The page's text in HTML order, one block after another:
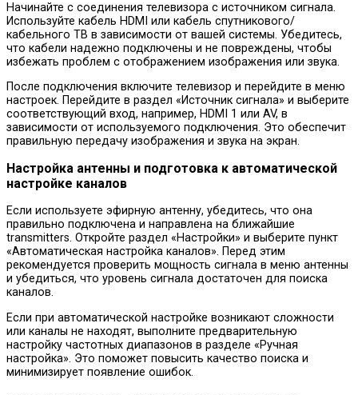
Начинайте с соединения телевизора с источником сигнала.
Используйте кабель HDMI или кабель спутникового/
кабельного ТВ в зависимости от вашей системы. Убедитесь,
что кабели надежно подключены и не повреждены, чтобы
избежать проблем с отображением изображения или звука.
После подключения включите телевизор и перейдите в меню
настроек. Перейдите в раздел «Источник сигнала» и выберите
соответствующий вход, например, HDMI 1 или AV, в
зависимости от используемого подключения. Это обеспечит
правильную передачу изображения и звука на экран.
Настройка антенны и подготовка к автоматической
настройке каналов
Если используете эфирную антенну, убедитесь, что она
правильно подключена и направлена на ближайшие
transmitters. Откройте раздел «Настройки» и выберите пункт
«Автоматическая настройка каналов». Перед этим
рекомендуется проверить мощность сигнала в меню антенны
и убедиться, что уровень сигнала достаточен для поиска
каналов.
Если при автоматической настройке возникают сложности
или каналы не находят, выполните предварительную
настройку частотных диапазонов в разделе «Ручная
настройка». Это поможет повысить качество поиска и
минимизирует появление ошибок.